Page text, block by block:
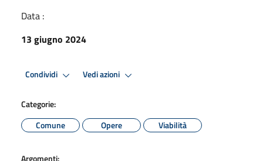
Data :
13 giugno 2024
Condividi Vedi azioni
Categorie:
Comune
Opere Viabilità
Argomenti: